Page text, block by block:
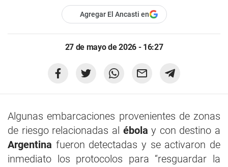
Agregar El Ancasti en
27 de mayo de 2026 - 16:27
Algunas embarcaciones provenientes de zonas
de riesgo relacionadas al ébolay con destino a
Argentina fueron detectadas y se activaron de
inmediato los protocolos para “resguardar la